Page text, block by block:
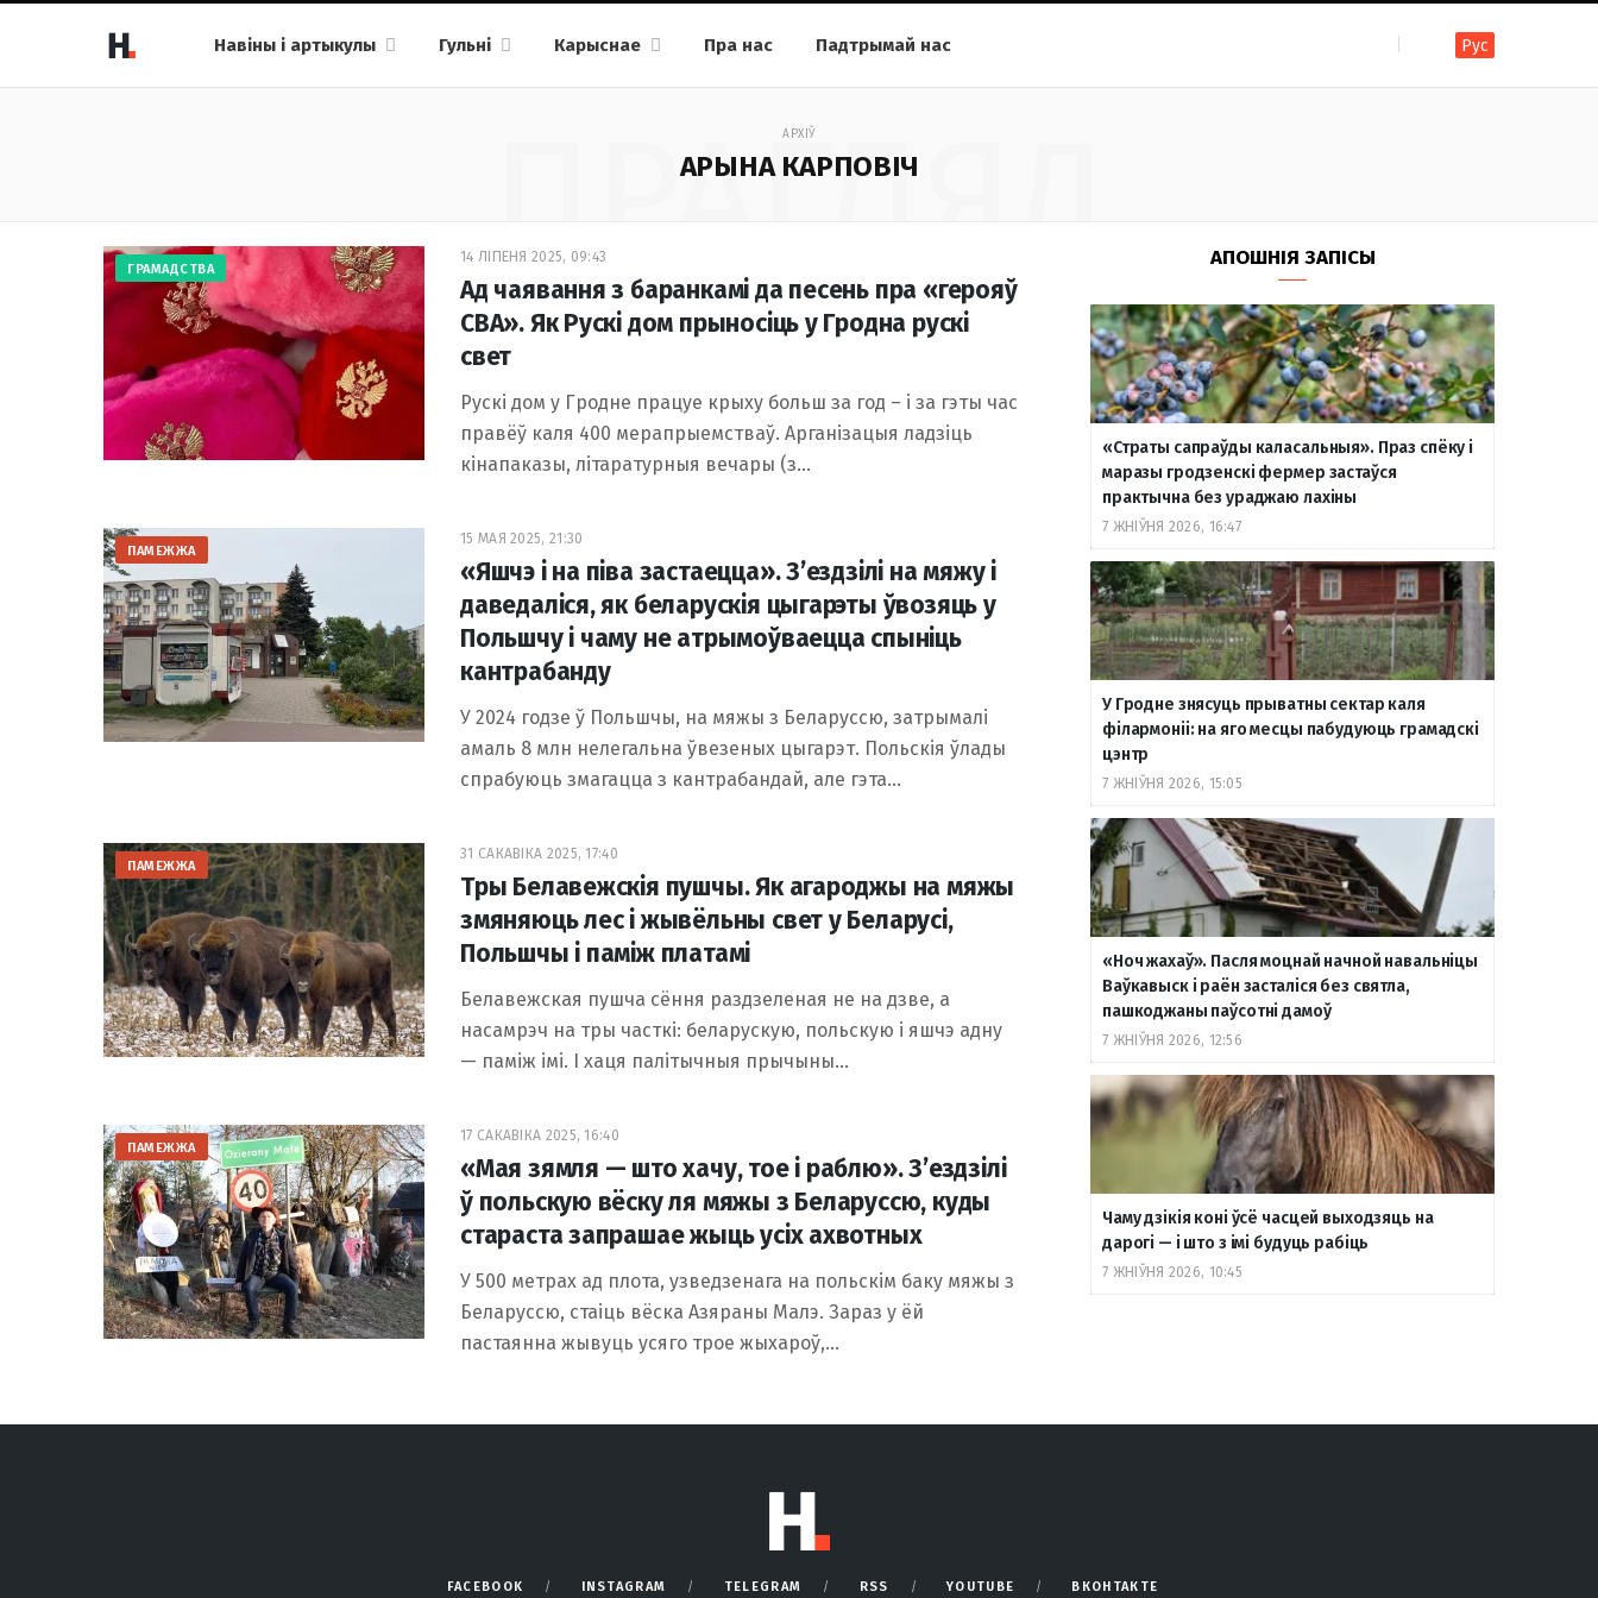
Навіны і артыкулы Гульні Карыснае Пра нас
Падтрымай нас
F
c
e
b
o
o
k
I
s
t
a
g
a
T
l
e
g
r
a
m
R
S
Y
u
T
u
b
e
В
о
н
т
к
т
Рус
АРХІЎ
АРЫНА КАРПОВІЧ
ПРАГЛЯД
ГРАМАДСТВА
14 ЛІПЕНЯ 2025, 09:43
Ад чаявання з баранкамі да песень пра «герояў
СВА». Як Рускі дом прыносіць у Гродна рускі
свет
Рускі дом у Гродне працуе крыху больш за год – і за гэты час
правёў каля 400 мерапрыемстваў. Арганізацыя ладзіць
кінапаказы, літаратурныя вечары (з…
ПАМЕЖЖА
15 МАЯ 2025, 21:30
«Яшчэ і на піва застаецца». З’ездзілі на мяжу і
даведаліся, як беларускія цыгарэты ўвозяць у
Польшчу і чаму не атрымоўваецца спыніць
кантрабанду
У 2024 годзе ў Польшчы, на мяжы з Беларуссю, затрымалі
амаль 8 млн нелегальна ўвезеных цыгарэт. Польскія ўлады
спрабуюць змагацца з кантрабандай, але гэта…
ПАМЕЖЖА
31 САКАВІКА 2025, 17:40
Тры Белавежскія пушчы. Як агароджы на мяжы
змяняюць лес і жывёльны свет у Беларусі,
Польшчы і паміж платамі
Белавежская пушча сёння раздзеленая не на дзве, а
насамрэч на тры часткі: беларускую, польскую і яшчэ адну
— паміж імі. І хаця палітычныя прычыны…
ПАМЕЖЖА
17 САКАВІКА 2025, 16:40
«Мая зямля — што хачу, тое і раблю». З’ездзілі
ў польскую вёску ля мяжы з Беларуссю, куды
стараста запрашае жыць усіх ахвотных
У 500 метрах ад плота, узведзенага на польскім баку мяжы з
Беларуссю, стаіць вёска Азяраны Малэ. Зараз у ёй
пастаянна жывуць усяго трое жыхароў,…
АПОШНІЯ ЗАПІСЫ
«Страты сапраўды каласальныя». Праз спёку і
маразы гродзенскі фермер застаўся
практычна без ураджаю лахіны
7 ЖНІЎНЯ 2026, 16:47
У Гродне знясуць прыватны сектар каля
філармоніі: на яго месцы пабудуюць грамадскі
цэнтр
7 ЖНІЎНЯ 2026, 15:05
«Ноч жахаў». Пасля моцнай начной навальніцы
Ваўкавыск і раён засталіся без святла,
пашкоджаны паўсотні дамоў
7 ЖНІЎНЯ 2026, 12:56
Чаму дзікія коні ўсё часцей выходзяць на
дарогі — і што з імі будуць рабіць
7 ЖНІЎНЯ 2026, 10:45
FACEBOOK INSTAGRAM TELEGRAM RSS YOUTUBE ВКОНТАКТЕ